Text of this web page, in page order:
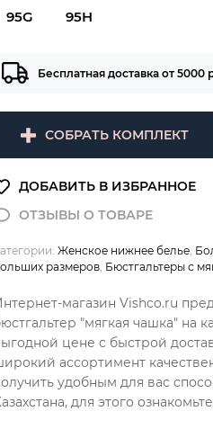
95G 95H
Бесплатная доставка от 5000
СОБРАТЬ КОМПЛЕКТ
Женское нижнее белье,
размеров, Бюстгальтеры с
магазин Vishco.ru
"мягкая чашка" на
цене с быстрой
ассортимент
удобным для вас
для этого